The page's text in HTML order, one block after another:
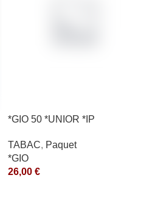
*GIO 50 *UNIOR *IP
TABAC, Paquet
*GIO
26,00 €